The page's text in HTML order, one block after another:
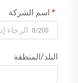
اسم الشركة
0/200
البلد/المنطقة